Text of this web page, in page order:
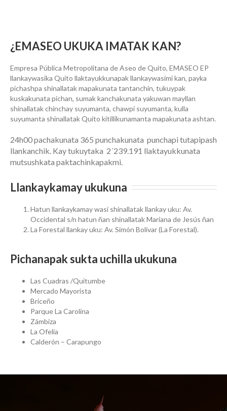
¿EMASEO UKUKA IMATAK KAN?
Empresa Pública Metropolitana de Aseo de Quito, EMASEO EP
llankaywasika Quito llaktayukkunapak llankaywasimi kan, payka
pichashpa shinallatak mapakunata tantanchin, tukuypak
kuskakunata pichan, sumak kanchakunata yakuwan mayllan
shinallatak chinchay suyumanta, chawpi suyumanta, kulla
suyumanta shinallatak Quito kitillikunamanta mapakunata ashtan.
24h00 pachakunata 365 punchakunata punchapi tutapipash
llankanchik. Kay tukuytaka 2´239.191 llaktayukkunata
mutsushkata paktachinkapakmi.
Llankaykamay ukukuna
Hatun llankaykamay wasi shinallatak llankay uku: Av.
Occidental s/n hatun ñan shinallatak Mariana de Jesús ñan
La Forestal llankay uku: Av. Simón Bolívar (La Forestal).
Pichanapak sukta uchilla ukukuna
Las Cuadras /Quitumbe
Mercado Mayorista
Briceño
Parque La Carolina
Zámbiza
La Ofelia
Calderón – Carapungo